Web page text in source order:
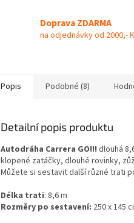
Doprava ZDARMA
na odjednávky od 2000,-
Popis Podobné (8)
Detailní popis produktu
Autodráha Carrera GO!!! dlouhá
klopené zatáčky, dlouhé rovinky,
Můžete si sestavit další různé trati
Délka trati: 8,6 m
Rozměry po sestavení: 250 x 145